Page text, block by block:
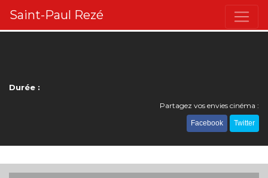
Saint-Paul Rezé
Durée :
Partagez vos envies cinéma :
Facebook Twitter